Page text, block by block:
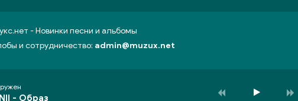
- Новинки песни и альбомы
и сотрудничество: admin@muzux.net
- Образ